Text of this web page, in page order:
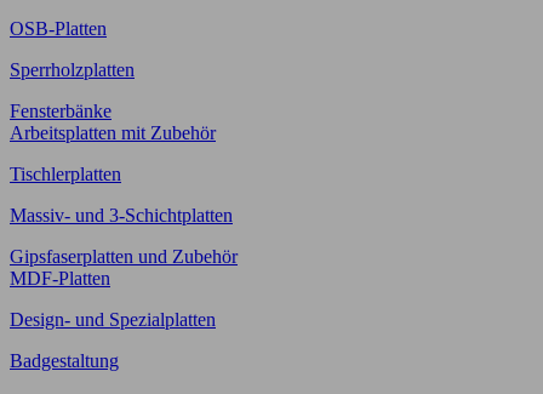
OSB-Platten
Sperrholzplatten
Fensterbänke
Arbeitsplatten mit Zubehör
Tischlerplatten
Massiv- und 3-Schichtplatten
Gipsfaserplatten und Zubehör
MDF-Platten
Design- und Spezialplatten
Badgestaltung